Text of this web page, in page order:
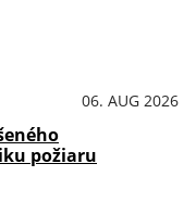
06. AUG 2026
požiaru